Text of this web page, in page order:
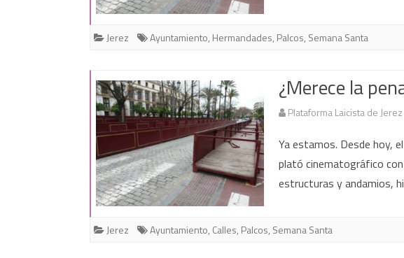
Jerez Ayuntamiento, Hermandades, Palcos, Semana Santa
¿Merece la
Plataforma Laicista de Jerez
Ya estamos. Desde hoy,
plató cinematográfico
estructuras y andamios,
Jerez Ayuntamiento, Calles, Palcos, Semana Santa